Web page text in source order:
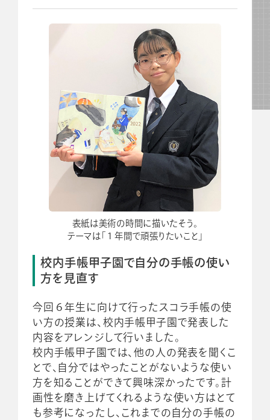
表紙は美術の時間に描いたそう。
テーマは「１年間で頑張りたいこと」
校内手帳甲子園で自分の手帳の使い
方を見直す
今回６年生に向けて行ったスコラ手帳の使
い方の授業は、校内手帳甲子園で発表した
内容をアレンジして行いました。
校内手帳甲子園では、他の人の発表を聞くこ
とで、自分ではやったことがないような使い
方を知ることができて興味深かったです。計
画性を磨き上げてくれるような使い方はとて
も参考になったし、これまでの自分の手帳の